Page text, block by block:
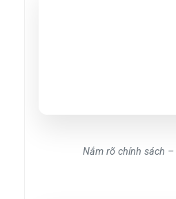
Nắm rõ chính sách